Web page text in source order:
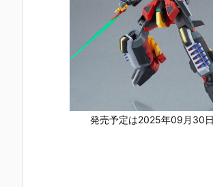
発売予定は2025年09月30日